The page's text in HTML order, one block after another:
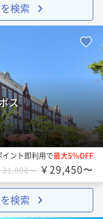
検索
ス
イント即利用で最大5％OFF
31,000〜 ￥29,450〜
検索